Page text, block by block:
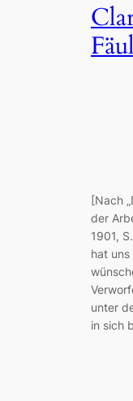
[Nach
der
1901,
hat
unter
in sich